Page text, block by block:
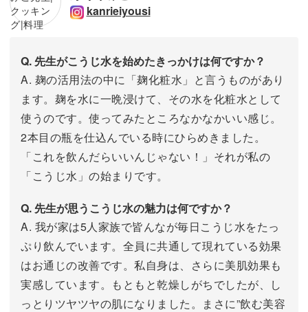
kanrieiyousi
Q. 先生がこうじ水を始めたきっかけは何ですか？
A. 麹の活用法の中に「麹化粧水」と言うものがあり
ます。麹を水に一晩浸けて、その水を化粧水として
使うのです。使ってみたところなかなかいい感じ。
2本目の瓶を仕込んでいる時にひらめきました。
「これを飲んだらいいんじゃない！」それが私の
「こうじ水」の始まりです。
Q. 先生が思うこうじ水の魅力は何ですか？
A. 我が家は5人家族で皆んなが毎日こうじ水をたっ
ぷり飲んでいます。全員に共通して現れている効果
はお通じの改善です。私自身は、さらに美肌効果も
実感しています。もともと乾燥しがちでしたが、し
っとりツヤツヤの肌になりました。まさに”飲む美容